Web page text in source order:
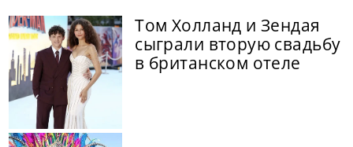
Том Холланд и Зендая
сыграли вторую свадьбу
в британском отеле